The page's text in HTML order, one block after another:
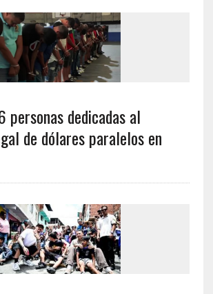
personas dedicadas al
de dólares paralelos en